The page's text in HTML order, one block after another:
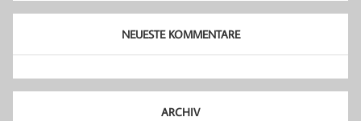
NEUESTE KOMMENTARE
ARCHIV